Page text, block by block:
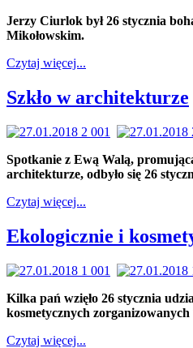
Jerzy Ciurlok był 26 stycznia
Mikołowskim.
Czytaj więcej...
Szkło w architekturze
Spotkanie z Ewą Walą,
architekturze, odbyło się 26
Czytaj więcej...
Ekologicznie i
Kilka pań wzięło 26 stycznia
kosmetycznych
Czytaj więcej...